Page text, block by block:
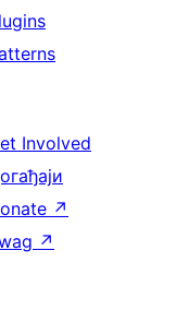
Involved
↗
↗